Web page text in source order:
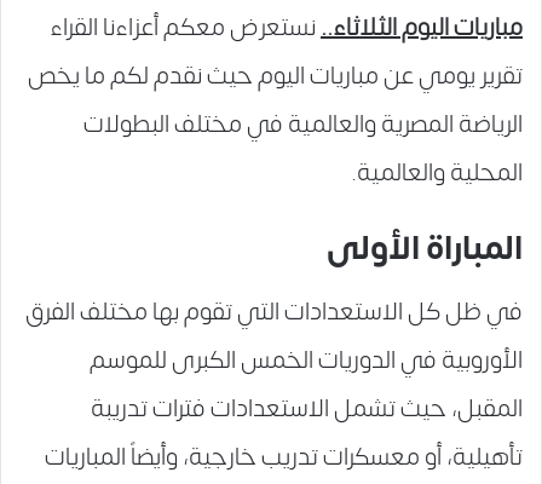
مباريات اليومالثلاثاء..نستعرض معكم أعزاءنا القراء
تقرير يومي عن مباريات اليوم حيث نقدم لكم ما يخص
الرياضة المصرية والعالمية في مختلف البطولات
المحلية والعالمية.
المباراة الأولى
في ظل كل الاستعدادات التي تقوم بها مختلف الفرق
الأوروبية في الدوريات الخمس الكبرى للموسم
المقبل، حيث تشمل الاستعدادات فترات تدريبة
تأهيلية، أو معسكرات تدريب خارجية، وأيضاً المباريات